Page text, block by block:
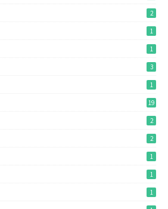
2
1
1
3
1
19
2
2
1
1
1